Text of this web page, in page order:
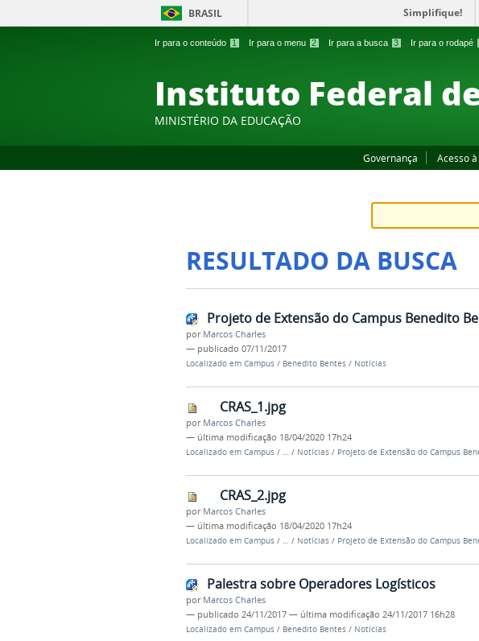
Ir para o conteúdo 1 Ir para o menu 2 Ir para a busca 3 Ir para o rodapé
BRASIL Simplifique!
Instituto Federal
MINISTÉRIO DA EDUCAÇÃO
Governança Acesso
RESULTADO DA BUSCA
Projeto de Extensão do Campus Benedito
por Marcos Charles
— publicado 07/11/2017
Localizado em Campus / Benedito Bentes / Notícias
CRAS_1.jpg
por Marcos Charles
— última modificação 18/04/2020 17h24
Localizado em Campus / … / Notícias / Projeto de Extensão do Campus
CRAS_2.jpg
por Marcos Charles
— última modificação 18/04/2020 17h24
Localizado em Campus / … / Notícias / Projeto de Extensão do Campus
Palestra sobre Operadores Logísticos
por Marcos Charles
— publicado 24/11/2017 — última modificação 24/11/2017 16h28
Localizado em Campus / Benedito Bentes / Notícias